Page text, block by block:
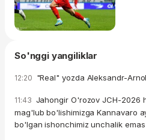
So'nggi yangiliklar
12:20 "Real" yozda Aleksandr-
11:43 Jahongir O'rozov JCH-2026
mag'lub bo'lishimizga Kannavaro
bo'lgan ishonchimiz unchalik